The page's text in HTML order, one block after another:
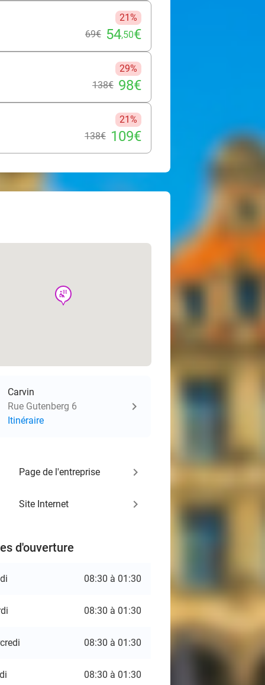
21%
69€ 54,50€
29%
138€ 98€
21%
138€ 109€
wellness
Carvin
Rue Gutenberg 6
Itinéraire
Page de l'entreprise keyboard_arrow_right
Site Internet keyboard_arrow_right
d'ouverture
08:30 à 01:30
08:30 à 01:30
08:30 à 01:30
08:30 à 01:30